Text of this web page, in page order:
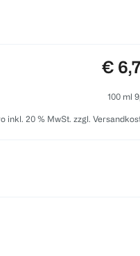
€
100 ml
inkl. 20 % MwSt. zzgl.